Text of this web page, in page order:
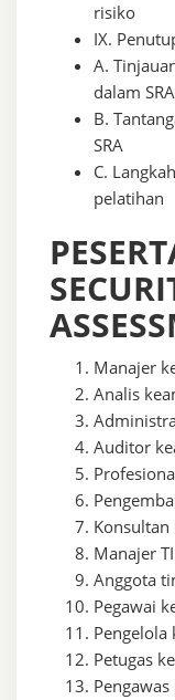
risiko
IX.
A.
dalam SRA
B.
SRA
C.
pelatihan
Manajer
Analis
Auditor
Manajer
Anggota
Pegawai
Pengelola
Petugas